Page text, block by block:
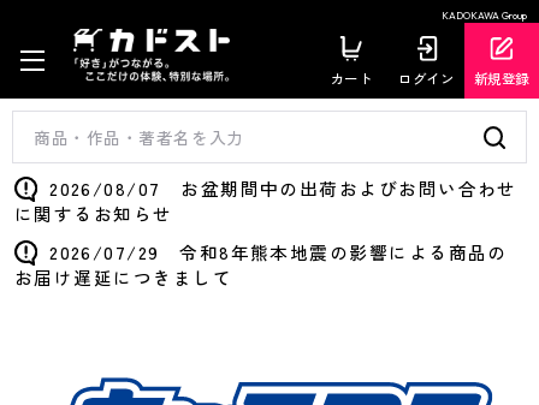
KADOKAWA Group
カート ログイン 新規登録
2026/08/07 お盆期間中の出荷およびお問い合わせ
に関するお知らせ
2026/07/29 令和8年熊本地震の影響による商品の
お届け遅延につきまして